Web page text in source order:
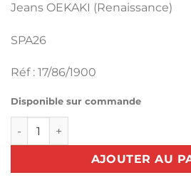
Jeans OEKAKI (Renaissance)
SPA26
Réf : 17/86/1900
Disponible sur commande
quantité de Boitier à canette
AJOUTER AU